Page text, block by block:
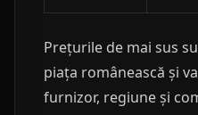
Prețurile de mai sus
piața românească și
furnizor, regiune și